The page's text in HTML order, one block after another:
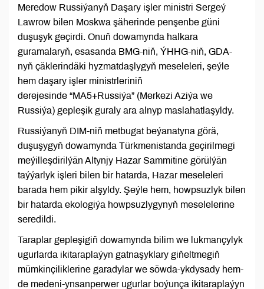
Meredow Russiýanyň Daşary işler ministri Sergeý
Lawrow bilen Moskwa şäherinde penşenbe güni
duşuşyk geçirdi. Onuň dowamynda halkara
guramalaryň, esasanda BMG-niň, ÝHHG-niň, GDA-
nyň çäklerindäki hyzmatdaşlygyň meseleleri, şeýle
hem daşary işler ministrleriniň
derejesinde “MA5+Russiýa” (Merkezi Aziýa we
Russiýa) gepleşik guraly ara alnyp maslahatlaşyldy.
Russiýanyň DIM-niň metbugat beýanatyna görä,
duşuşygyň dowamynda Türkmenistanda geçirilmegi
meýilleşdirilýän Altynjy Hazar Sammitine görülýän
taýýarlyk işleri bilen bir hatarda, Hazar meseleleri
barada hem pikir alşyldy. Şeýle hem, howpsuzlyk bilen
bir hatarda ekologiýa howpsuzlygynyň meselelerine
seredildi.
Taraplar gepleşigiň dowamynda bilim we lukmançylyk
ugurlarda ikitaraplaýyn gatnaşyklary giňeltmegiň
mümkinçiliklerine garadylar we söwda-ykdysady hem-
de medeni-ynsanperwer ugurlar boýunça ikitaraplaýyn